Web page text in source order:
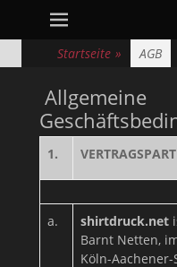
Erstes Menü
Zum
Inhalt:
Startseite » AGB
Allgemeine
1.
a. shirtdruck.net
Barnt Netten,
Köln-